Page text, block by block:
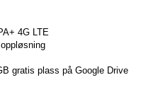
4G LTE
gratis plass på Google Drive